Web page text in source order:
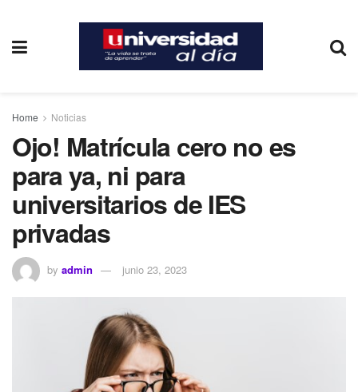
Home Noticias
Ojo! Matrícula cero no es
para ya, ni para
universitarios de IES
privadas
by admin junio 23, 2023